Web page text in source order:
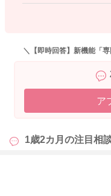
しても気になってしま
もちろんカバンの中か
「お友だちのお母さんの
触らないよ。バツ！」
と手でバツを作って表現
状況によっても節度が
んの価値観で、娘さんと
＼【即時回答】新機能「
ア
1歳2カ月の注目相